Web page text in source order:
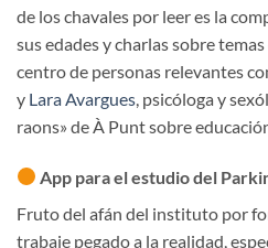
de los chavales por leer es la
sus edades y charlas sobre
centro de personas relevantes
y Lara Avargues , psicóloga y
raons» de À Punt sobre
App para el estudio del
Fruto del afán del instituto por
trabaje pegado a la realidad,